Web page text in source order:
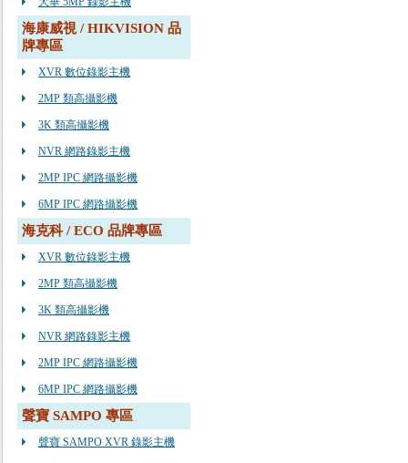
海康威視 / HIKVISION 品
牌專區
XVR 數位錄影主機
2MP 類高攝影機
3K 類高攝影機
NVR 網路錄影主機
2MP IPC 網路攝影機
6MP IPC 網路攝影機
海克科 / ECO 品牌專區
XVR 數位錄影主機
2MP 類高攝影機
3K 類高攝影機
NVR 網路錄影主機
2MP IPC 網路攝影機
6MP IPC 網路攝影機
聲寶 SAMPO 專區
聲寶 SAMPO XVR 錄影主機